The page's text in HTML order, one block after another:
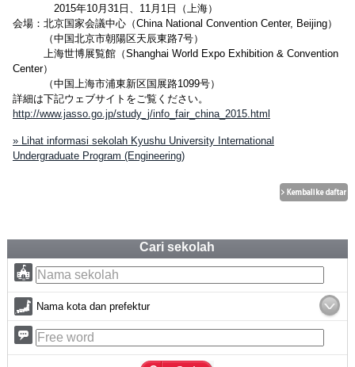
2015年10月31日、11月1日（上海）
会場：北京国家会議中心（China National Convention Center, Beijing）
（中国北京市朝陽区天辰東路7号）
上海世博展覧館（Shanghai World Expo Exhibition & Convention
Center）
（中国上海市浦東新区国展路1099号）
詳細は下記ウェブサイトをご覧ください。
http://www.jasso.go.jp/study_j/info_fair_china_2015.html
» Lihat informasi sekolah Kyushu University International
Undergraduate Program (Engineering)
Cari sekolah
Nama kota dan prefektur